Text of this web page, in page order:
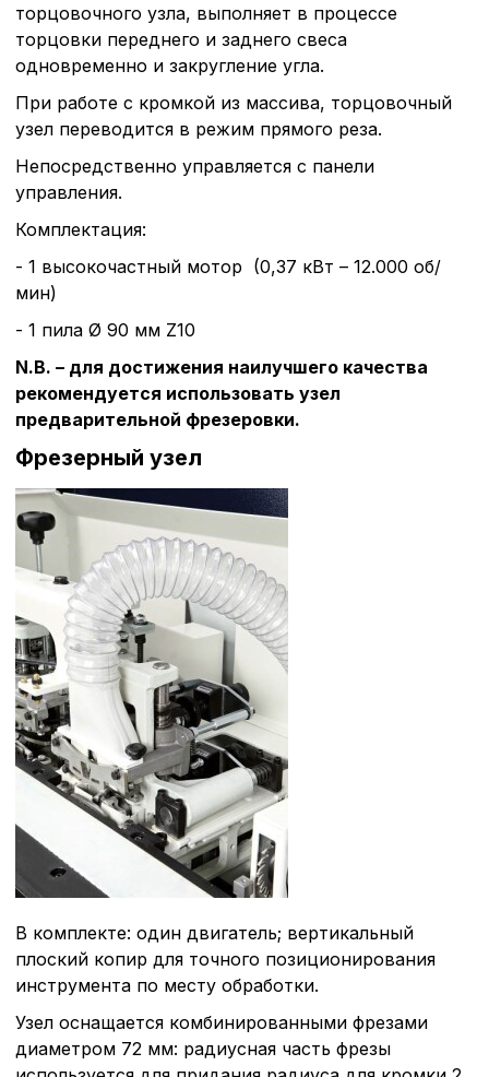
торцовочного узла, выполняет в процессе
торцовки переднего и заднего свеса
одновременно и закругление угла.
При работе с кромкой из массива, торцовочный
узел переводится в режим прямого реза.
Непосредственно управляется с панели
управления.
Комплектация:
- 1 высокочастный мотор (0,37 кВт – 12.000 об/
мин)
- 1 пила Ø 90 мм Z10
N.B. – для достижения наилучшего качества
рекомендуется использовать узел
предварительной фрезеровки.
Фрезерный узел
В комплекте: один двигатель; вертикальный
плоский копир для точного позиционирования
инструмента по месту обработки.
Узел оснащается комбинированными фрезами
диаметром 72 мм: радиусная часть фрезы
Политика в
обработки сookies
Настройте параметры
файлов cookie
каждого типа файлов
этого периода Сайт
верхней части
настроек cookie».
Перед тем как
списком файлов cookie
описание и сроки
исходя из
Сохранить выбор